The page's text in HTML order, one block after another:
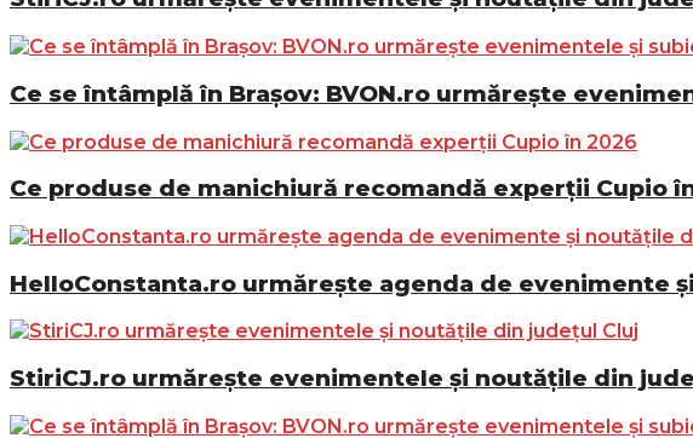
Ce se întâmplă în Brașov: BVON.ro urmărește
Ce produse de manichiură recomandă experții Cupio
HelloConstanta.ro urmărește agenda de evenimente
StiriCJ.ro urmărește evenimentele și noutățile din